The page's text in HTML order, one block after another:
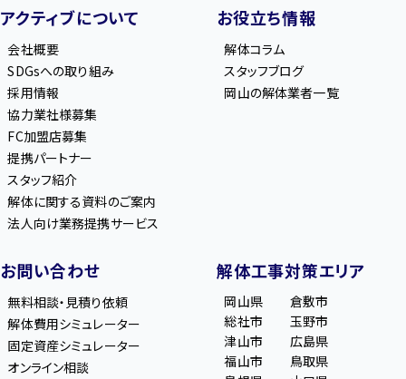
アクティブについて
会社概要
SDGsへの取り組み
採用情報
協力業社様募集
FC加盟店募集
提携パートナー
スタッフ紹介
解体に関する資料のご案内
法人向け業務提携サービス
お役立ち情報
解体コラム
スタッフブログ
岡山の解体業者一覧
お問い合わせ
無料相談・見積り依頼
解体費用シミュレーター
固定資産シミュレーター
オンライン相談
解体工事対策エリア
岡山県
倉敷市
総社市
玉野市
津山市
広島県
福山市
鳥取県